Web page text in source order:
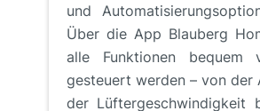
und
Über die App Blauberg
alle Funktionen bequem
gesteuert werden – von der
der Lüftergeschwindigkeit